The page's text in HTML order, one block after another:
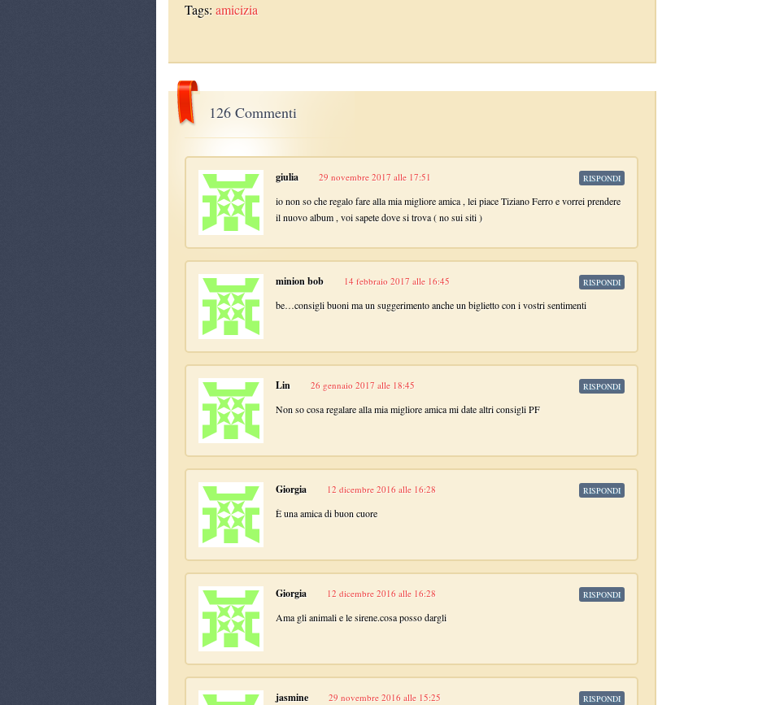
Tags:amicizia
126 Commenti
giulia 29 novembre 2017 alle 17:51
io non so che regalo fare alla mia migliore amica , lei piace Tiziano Ferro e vorrei prendere
il nuovo album , voi sapete dove si trova ( no sui siti )
RISPONDI
minion bob 14 febbraio 2017 alle 16:45
be…consigli buoni ma un suggerimento anche un biglietto con i vostri sentimenti
RISPONDI
Lin 26 gennaio 2017 alle 18:45
Non so cosa regalare alla mia migliore amica mi date altri consigli PF
RISPONDI
Giorgia 12 dicembre 2016 alle 16:28
È una amica di buon cuore
RISPONDI
Giorgia 12 dicembre 2016 alle 16:28
Ama gli animali e le sirene.cosa posso dargli
RISPONDI
jasmine 29 novembre 2016 alle 15:25 RISPONDI